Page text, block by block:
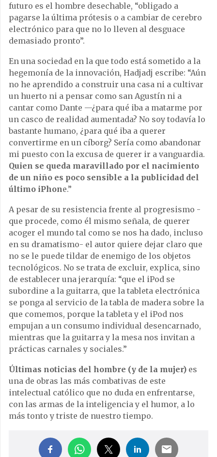
futuro es el hombre desechable, “obligado a
pagarse la última prótesis o a cambiar de cerebro
electrónico para que no lo lleven al desguace
demasiado pronto”.
En una sociedad en la que todo está sometido a la
hegemonía de la innovación, Hadjadj escribe: “Aún
no he aprendido a construir una casa ni a cultivar
un huerto ni a pensar como san Agustín ni a
cantar como Dante —¿para qué iba a matarme por
un casco de realidad aumentada? No soy todavía lo
bastante humano, ¿para qué iba a querer
convertirme en un cíborg? Sería como abandonar
mi puesto con la excusa de querer ir a vanguardia.
Quien se queda maravillado por el nacimiento
de un niño es poco sensible a la publicidad del
último iPhone.”
A pesar de su resistencia frente al progresismo -
que procede, como él mismo señala, de querer
acoger el mundo tal como se nos ha dado, incluso
en su dramatismo- el autor quiere dejar claro que
no se le puede tildar de enemigo de los objetos
tecnológicos. No se trata de excluir, explica, sino
de establecer una jerarquía: “que el iPod se
subordine a la guitarra, que la tableta electrónica
se ponga al servicio de la tabla de madera sobre la
que comemos, porque la tableta y el iPod nos
empujan a un consumo individual desencarnado,
mientras que la guitarra y la mesa nos invitan a
prácticas carnales y sociales.”
Últimas noticias del hombre (y de la mujer) es
una de obras las más combativas de este
intelectual católico que no duda en enfrentarse,
con las armas de la inteligencia y el humor, a lo
más tonto y triste de nuestro tiempo.